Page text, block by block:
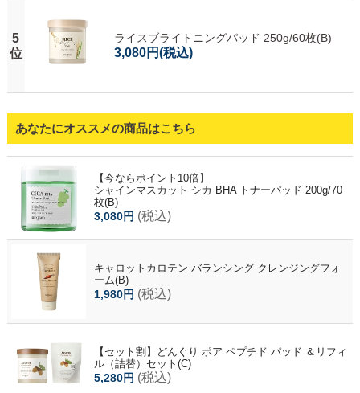
5
位
ライスブライトニングパッド 250g/60枚(B)
3,080円(税込)
あなたにオススメの商品はこちら
【今ならポイント10倍】
シャインマスカット シカ BHA トナーパッド 200g/70
枚(B)
3,080円 (税込)
キャロットカロテン バランシング クレンジングフォ
ーム(B)
1,980円 (税込)
【セット割】どんぐり ポア ペプチド パッド ＆リフィ
ル（詰替）セット(C)
5,280円 (税込)